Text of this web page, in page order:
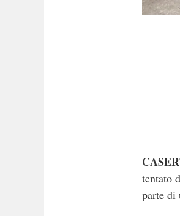
tentato
parte di